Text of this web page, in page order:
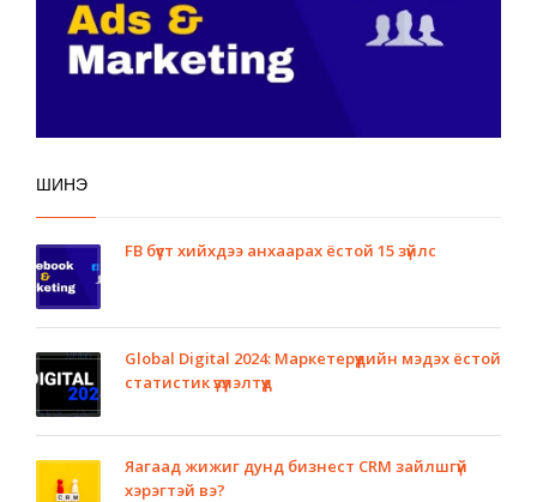
ШИНЭ
FB бүүст хийхдээ анхаарах ёстой 15 зүйлс
Global Digital 2024: Маркетерүүдийн мэдэх ёстой
статистик үзүүлэлтүүд
Яагаад жижиг дунд бизнест CRM зайлшгүй
хэрэгтэй вэ?